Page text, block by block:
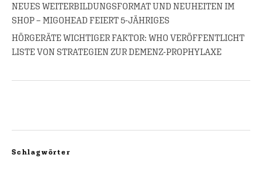
NEUES WEITERBILDUNGSFORMAT UND NEUHEITEN IM
SHOP – MIGOHEAD FEIERT 5-JÄHRIGES
HÖRGERÄTE WICHTIGER FAKTOR: WHO VERÖFFENTLICHT
LISTE VON STRATEGIEN ZUR DEMENZ-PROPHYLAXE
Schlagwörter